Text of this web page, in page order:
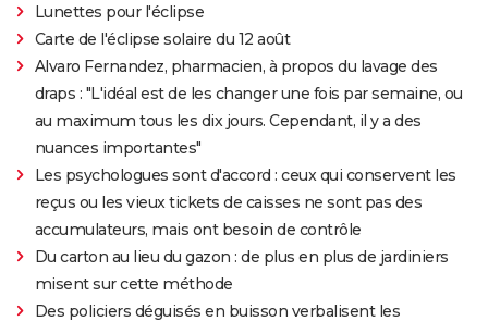
Lunettes pour l'éclipse
Carte de l'éclipse solaire du 12 août
Alvaro Fernandez, pharmacien, à propos du lavage des
draps : "L'idéal est de les changer une fois par semaine, ou
au maximum tous les dix jours. Cependant, il y a des
nuances importantes"
Les psychologues sont d'accord : ceux qui conservent les
reçus ou les vieux tickets de caisses ne sont pas des
accumulateurs, mais ont besoin de contrôle
Du carton au lieu du gazon : de plus en plus de jardiniers
misent sur cette méthode
Des policiers déguisés en buisson verbalisent les